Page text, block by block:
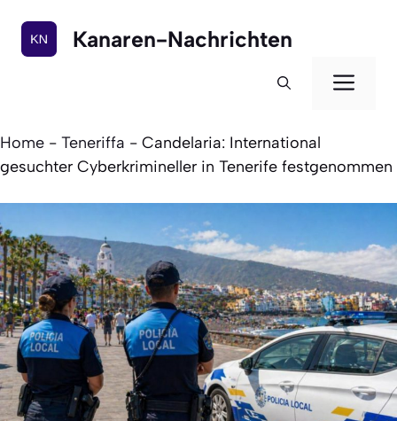
Inhalt
springen
Kanaren-Nachrichten
Home - Teneriffa - Candelaria: International
gesuchter Cyberkrimineller in Tenerife festgenommen